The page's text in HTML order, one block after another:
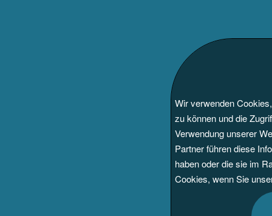
Diese
Wir verwenden
zu können und die
Verwendung unserer
Partner führen diese
haben oder die sie im
Cookies, wenn Sie